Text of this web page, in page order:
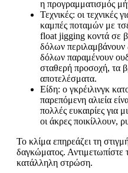
η προγραμματισμός
Τεχνικές: οι τεχνικές
καμπές ποταμών με
float jigging κοντά σε
δόλων
δόλων παραμένουν
σταθερή προσοχή, τα
αποτελέσματα.
Είδη: ο γκρέιλινγκ
παρεπόμενη αλιεία
πολλές ευκαιρίες για
οι άκρες ποικίλλουν,
Το κλίμα επηρεάζει τη
δαγκώματος. Αντιμετωπίστε
κατάλληλη στρώση.